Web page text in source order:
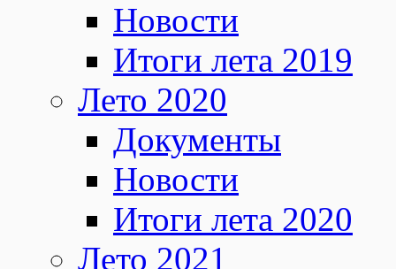
Новости
Итоги лета 2019
Лето 2020
Документы
Новости
Итоги лета 2020
Лето 2021